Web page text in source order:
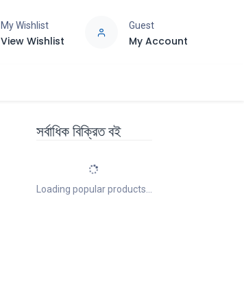
My Wishlist
View Wishlist
Guest
My Account
সর্বাধিক বিক্রিত বই
Loading popular products...